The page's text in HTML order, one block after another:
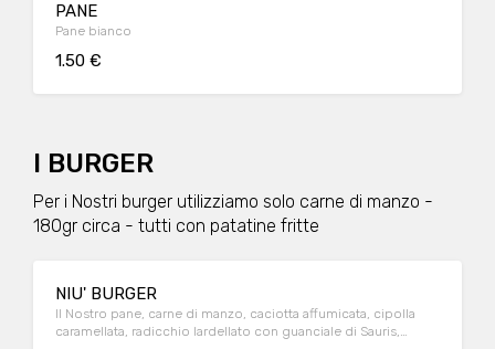
PANE
Pane bianco
1.50 €
I BURGER
Per i Nostri burger utilizziamo solo carne di manzo -
180gr circa - tutti con patatine fritte
NIU' BURGER
Il Nostro pane, carne di manzo, caciotta affumicata, cipolla
caramellata, radicchio lardellato con guanciale di Sauris,